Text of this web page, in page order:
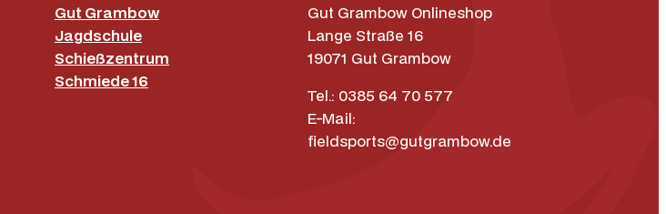
Gut Grambow
Jagdschule
Schießzentrum
Schmiede 16
Gut Grambow Onlineshop
Lange Straße 16
19071 Gut Grambow
Tel.: 0385 64 70 577
E-Mail:
fieldsports@gutgrambow.de